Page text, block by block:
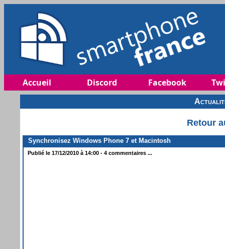
Accueil Discord Facebook
Retour
Synchronisez Windows Phone 7 et Macintosh
Publié le 17/12/2010 à 14:00 - 4 commentaires ...